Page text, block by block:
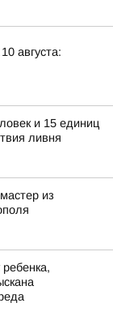
августа:
и 15 единиц
ливня
из